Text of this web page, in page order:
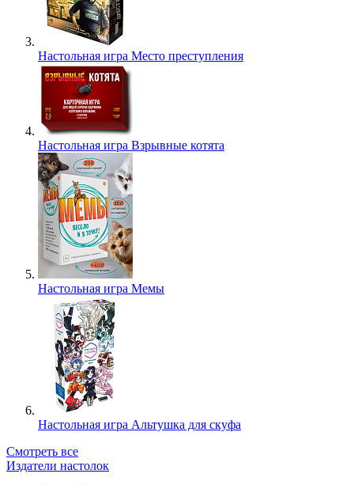
Настольная игра Место преступления
Настольная игра Взрывные котята
Настольная игра Мемы
Настольная игра Альтушка для скуфа
Смотреть все
Издатели настолок